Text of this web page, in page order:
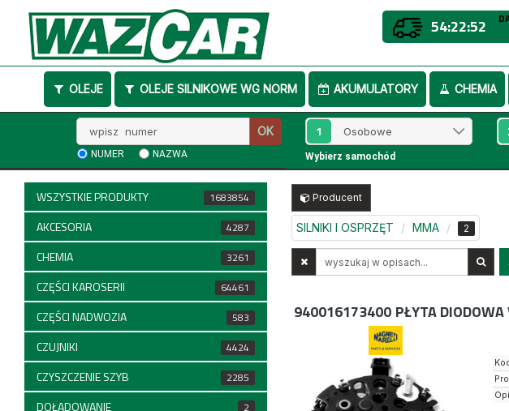
54:22:52
OLEJE OLEJE SILNIKOWE WG NORM AKUMULATORY CHEMIA
numer
OK
NUMER NAZWA
1
Wybierz samochód
Producent
SILNIKI I OSPRZĘT MMA 2
940016173400 PŁYTA
WSZYSTKIE PRODUKTY 1683854
AKCESORIA 4287
CHEMIA 3261
CZĘŚCI KAROSERII 64461
CZĘŚCI NADWOZIA 583
CZUJNIKI 4424
CZYSZCZENIE SZYB 2285
DOŁADOWANIE 2